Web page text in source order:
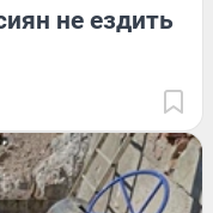
не ездить